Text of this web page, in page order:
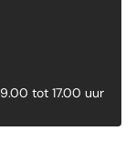
tot 17.00 uur